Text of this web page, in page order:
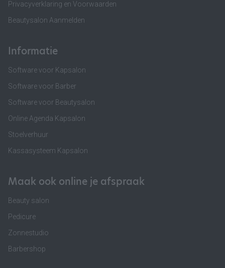
Privacyverklaring en Voorwaarden
Beautysalon Aanmelden
Informatie
Software voor Kapsalon
Software voor Barber
Software voor Beautysalon
Online Agenda Kapsalon
Stoelverhuur
Kassasysteem Kapsalon
Maak ook online je afspraak
Beauty salon
Pedicure
Zonnestudio
Barbershop